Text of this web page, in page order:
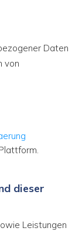
Daten
von
dieser
Leistungen